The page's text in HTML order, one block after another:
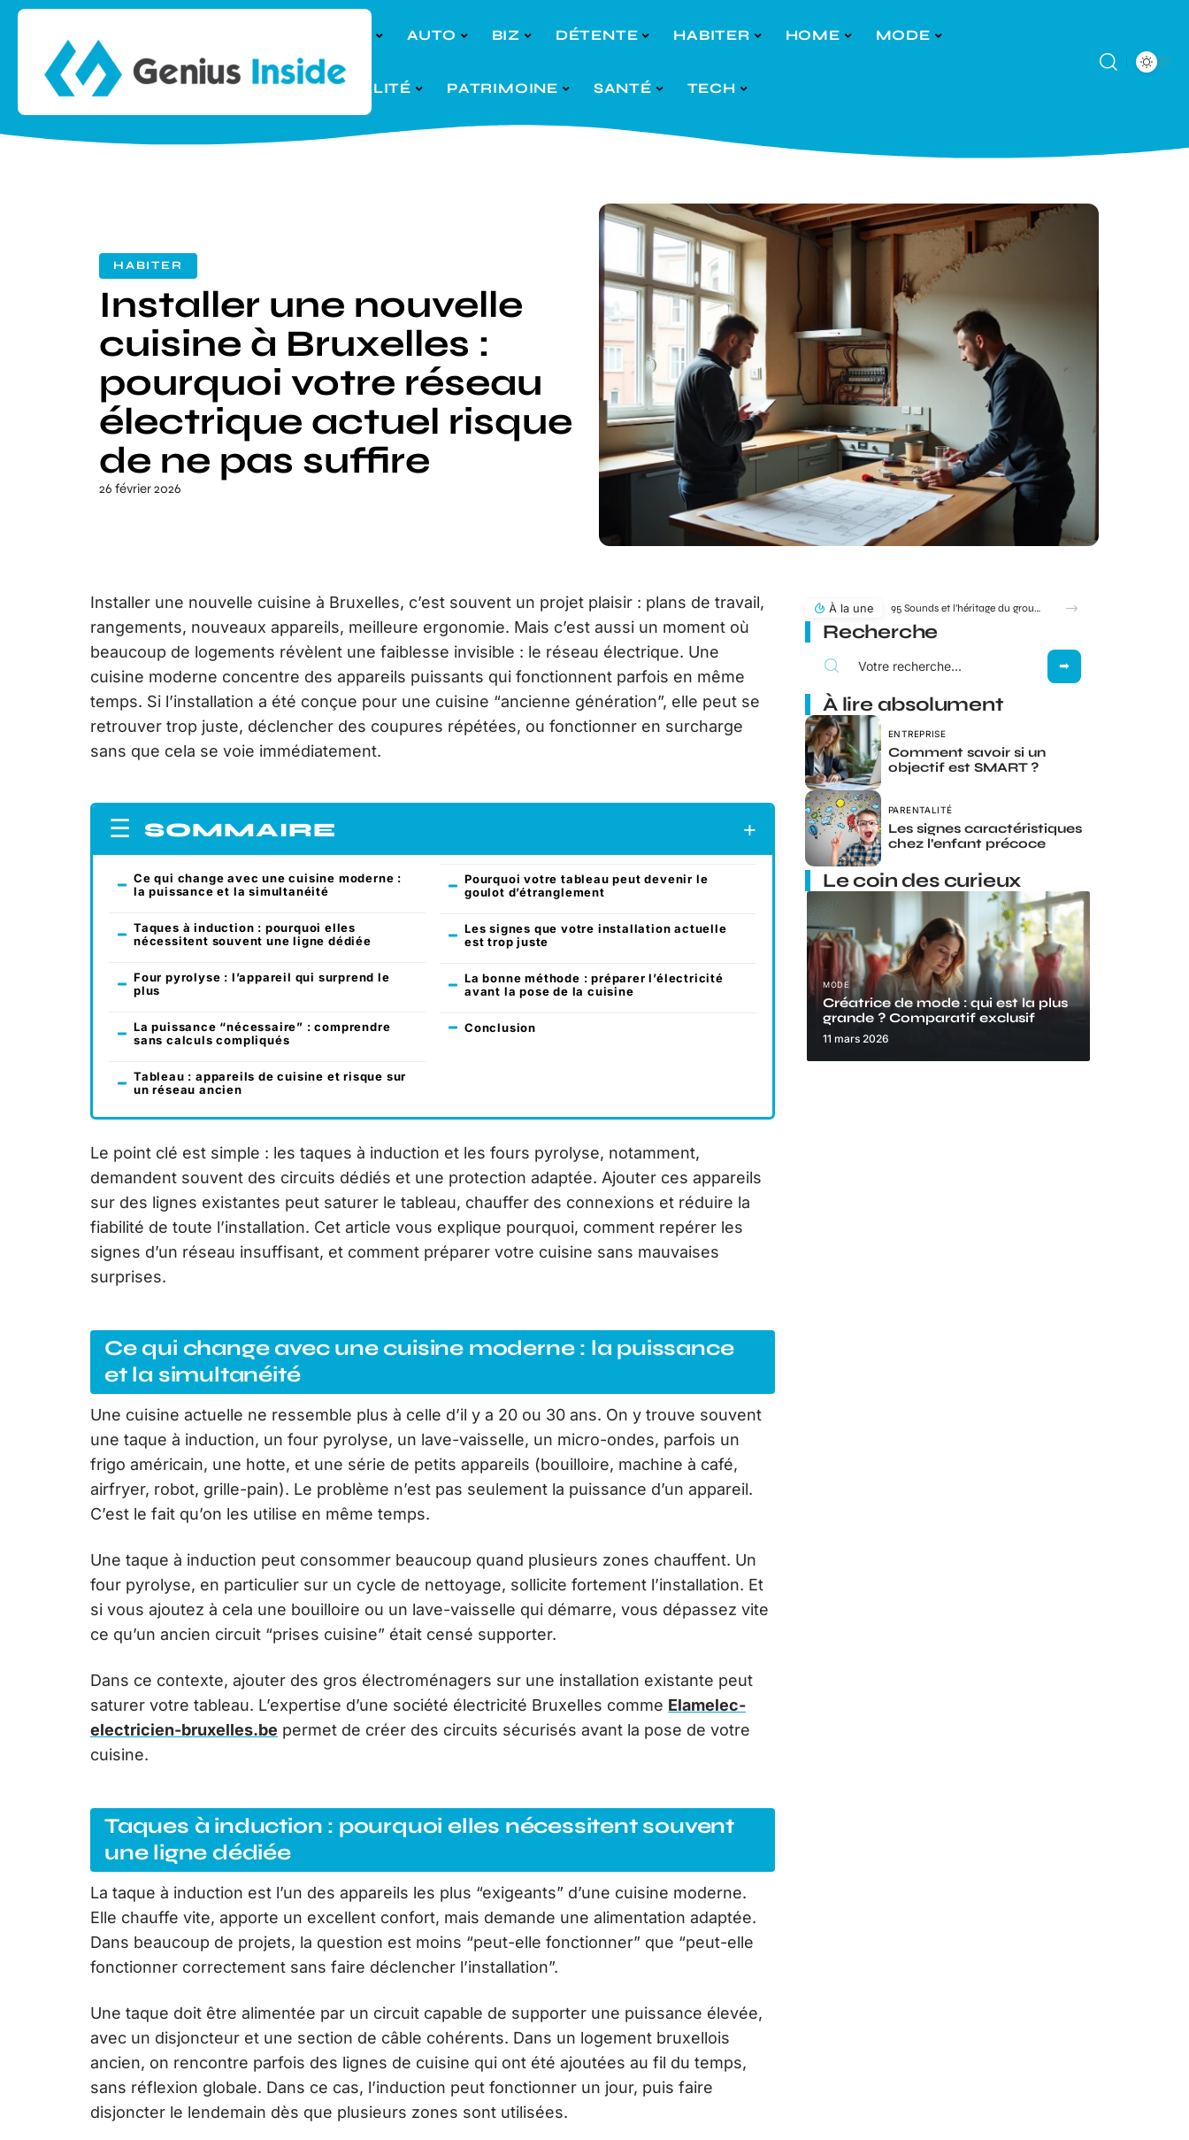
AUTO BIZ DÉTENTE HABITER HOME MODE
PARENTALITÉ PATRIMOINE SANTÉ TECH
HABITER
Installer une nouvelle
cuisine à Bruxelles :
pourquoi votre réseau
électrique actuel risque
de ne pas suffire
26 février 2026
Installer une nouvelle cuisine à Bruxelles, c’est souvent un projet plaisir : plans de travail,
rangements, nouveaux appareils, meilleure ergonomie. Mais c’est aussi un moment où
beaucoup de logements révèlent une faiblesse invisible : le réseau électrique. Une
cuisine moderne concentre des appareils puissants qui fonctionnent parfois en même
temps. Si l’installation a été conçue pour une cuisine “ancienne génération”, elle peut se
retrouver trop juste, déclencher des coupures répétées, ou fonctionner en surcharge
sans que cela se voie immédiatement.
SOMMAIRE
Ce qui change avec une cuisine moderne :
la puissance et la simultanéité
Taques à induction : pourquoi elles
nécessitent souvent une ligne dédiée
Four pyrolyse : l’appareil qui surprend le
plus
La puissance “nécessaire” : comprendre
sans calculs compliqués
Tableau : appareils de cuisine et risque sur
un réseau ancien
Pourquoi votre tableau peut devenir le
goulot d’étranglement
Les signes que votre installation actuelle
est trop juste
La bonne méthode : préparer l’électricité
avant la pose de la cuisine
Conclusion
Le point clé est simple : les taques à induction et les fours pyrolyse, notamment,
demandent souvent des circuits dédiés et une protection adaptée. Ajouter ces appareils
sur des lignes existantes peut saturer le tableau, chauffer des connexions et réduire la
fiabilité de toute l’installation. Cet article vous explique pourquoi, comment repérer les
signes d’un réseau insuffisant, et comment préparer votre cuisine sans mauvaises
surprises.
Ce qui change avec une cuisine moderne : la puissance
et la simultanéité
Une cuisine actuelle ne ressemble plus à celle d’il y a 20 ou 30 ans. On y trouve souvent
une taque à induction, un four pyrolyse, un lave-vaisselle, un micro-ondes, parfois un
frigo américain, une hotte, et une série de petits appareils (bouilloire, machine à café,
airfryer, robot, grille-pain). Le problème n’est pas seulement la puissance d’un appareil.
C’est le fait qu’on les utilise en même temps.
Une taque à induction peut consommer beaucoup quand plusieurs zones chauffent. Un
four pyrolyse, en particulier sur un cycle de nettoyage, sollicite fortement l’installation. Et
si vous ajoutez à cela une bouilloire ou un lave-vaisselle qui démarre, vous dépassez vite
ce qu’un ancien circuit “prises cuisine” était censé supporter.
Dans ce contexte, ajouter des gros électroménagers sur une installation existante peut
saturer votre tableau. L’expertise d’une société électricité Bruxelles comme Elamelec-
electricien-bruxelles.be permet de créer des circuits sécurisés avant la pose de votre
cuisine.
Taques à induction : pourquoi elles nécessitent souvent
une ligne dédiée
La taque à induction est l’un des appareils les plus “exigeants” d’une cuisine moderne.
Elle chauffe vite, apporte un excellent confort, mais demande une alimentation adaptée.
Dans beaucoup de projets, la question est moins “peut-elle fonctionner” que “peut-elle
fonctionner correctement sans faire déclencher l’installation”.
Une taque doit être alimentée par un circuit capable de supporter une puissance élevée,
avec un disjoncteur et une section de câble cohérents. Dans un logement bruxellois
ancien, on rencontre parfois des lignes de cuisine qui ont été ajoutées au fil du temps,
sans réflexion globale. Dans ce cas, l’induction peut fonctionner un jour, puis faire
disjoncter le lendemain dès que plusieurs zones sont utilisées.
À la une 95 Sounds et l’héritage du groupe 1995 : filiation ou simple clin d’œil ?
Recherche
À lire absolument
ENTREPRISE
Comment savoir si un
objectif est SMART ?
PARENTALITÉ
Les signes caractéristiques
chez l’enfant précoce
Le coin des curieux
MODE
Créatrice de mode : qui est la plus
grande ? Comparatif exclusif
11 mars 2026